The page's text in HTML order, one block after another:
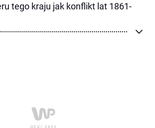
tego kraju jak konflikt lat 1861-